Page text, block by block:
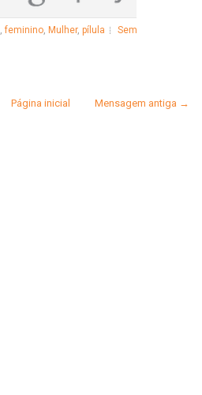
,feminino, Mulher, pílula
Sem
Mensagem antiga →
Página inicial